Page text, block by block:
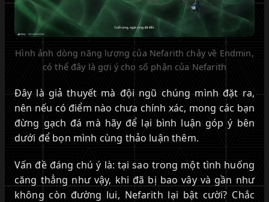
Hình ảnh dòng năng lượng của Nefarith chảy về Endmin,
có thể đây là gợi ý cho số phận của Nefarith
Đây là giả thuyết mà đội ngũ chúng mình đặt ra,
nên nếu có điểm nào chưa chính xác, mong các bạn
đừng gạch đá mà hãy để lại bình luận góp ý bên
dưới để bọn mình cùng thảo luận thêm.
Vấn đề đáng chú ý là: tại sao trong một tình huống
căng thẳng như vậy, khi đã bị bao vây và gần như
không còn đường lui, Nefarith lại bật cười? Chắc